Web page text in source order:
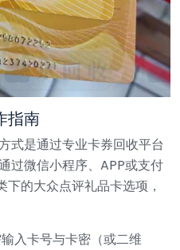
指南
式是通过专业卡券回收平台
过微信小程序、APP或支付
下的大众点评礼品卡选项，
入卡号与卡密（或二维